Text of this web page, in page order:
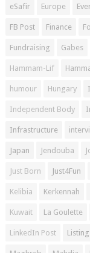
eSafir Europe
FB Post Finance
Fundraising Gabes
Hammam-Lif
humour Hungary
Independent Body
Infrastructure
Japan Jendouba
Just Born Just4Fun
Kelibia Kerkennah
Kuwait La Goulette
LinkedIn Post Listing